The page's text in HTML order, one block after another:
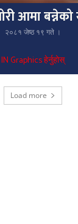
आमा
२०८१ जेष्ठ १९ गते ।
IN Graphics हेर्नुहोस्
Load more